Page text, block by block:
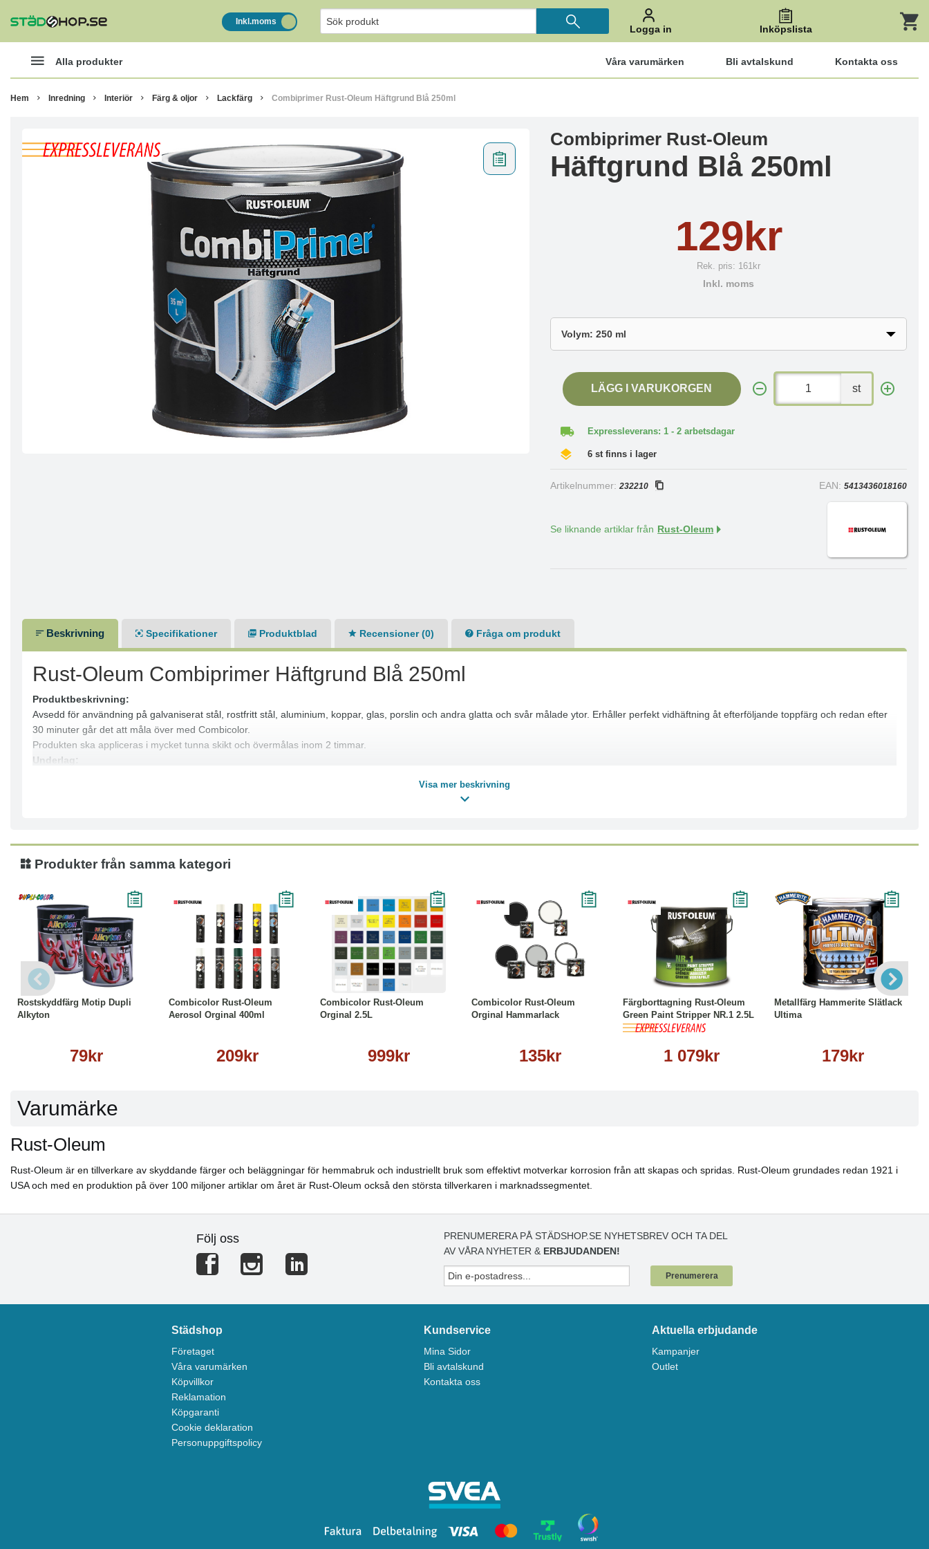
Inkl.moms
Logga in Inköpslista
Alla produkter Våra varumärken Bli avtalskund Kontakta oss
Hem Inredning Interiör Färg & oljor Lackfärg Combiprimer Rust-Oleum Häftgrund Blå 250ml
Combiprimer Rust-Oleum
Häftgrund Blå 250ml
129kr
Rek. pris: 161kr
Inkl. moms
LÄGG I VARUKORGEN st
Expressleverans: 1 - 2 arbetsdagar
6 st finns i lager
Artikelnummer:232210 EAN: 5413436018160
Se liknande artiklar från Rust-Oleum
Beskrivning Specifikationer Produktblad Recensioner (0) Fråga om produkt
Rust-Oleum Combiprimer Häftgrund Blå 250ml
Produktbeskrivning:
Avsedd för användning på galvaniserat stål, rostfritt stål, aluminium, koppar, glas, porslin och andra glatta och svår målade ytor. Erhåller perfekt vidhäftning åt efterföljande toppfärg och redan efter
30 minuter går det att måla över med Combicolor.
Produkten ska appliceras i mycket tunna skikt och övermålas inom 2 timmar.
Underlag:
Egenskaper:
Visa mer beskrivning
Produkter från samma kategori
Rostskyddfärg Motip Dupli
Alkyton
79kr
Läs mer
Combicolor Rust-Oleum
Aerosol Orginal 400ml
209kr
Läs mer
Combicolor Rust-Oleum
Orginal 2.5L
999kr
Läs mer
Combicolor Rust-Oleum
Orginal Hammarlack
135kr
Läs mer
Färgborttagning Rust-Oleum
Green Paint Stripper NR.1 2.5L
1 079kr
Köp Läs mer
Metallfärg Hammerite Slätlack
Ultima
179kr
Läs mer
Varumärke
Rust-Oleum
Rust-Oleum är en tillverkare av skyddande färger och beläggningar för hemmabruk och industriellt bruk som effektivt motverkar korrosion från att skapas och spridas. Rust-Oleum grundades redan 1921 i
USA och med en produktion på över 100 miljoner artiklar om året är Rust-Oleum också den största tillverkaren i marknadssegmentet.
Följ oss
PRENUMERERA PÅ STÄDSHOP.SE NYHETSBREV OCH TA DEL
AV VÅRA NYHETER & ERBJUDANDEN!
Prenumerera
Städshop
Företaget
Våra varumärken
Köpvillkor
Reklamation
Köpgaranti
Cookie deklaration
Personuppgiftspolicy
Kundservice
Mina Sidor
Bli avtalskund
Kontakta oss
Aktuella erbjudande
Kampanjer
Outlet